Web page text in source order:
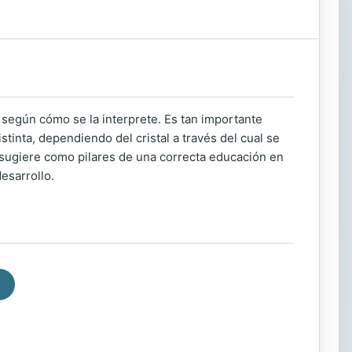
cómo se la interprete. Es tan importante
dependiendo del cristal a través del cual se
como pilares de una correcta educación en